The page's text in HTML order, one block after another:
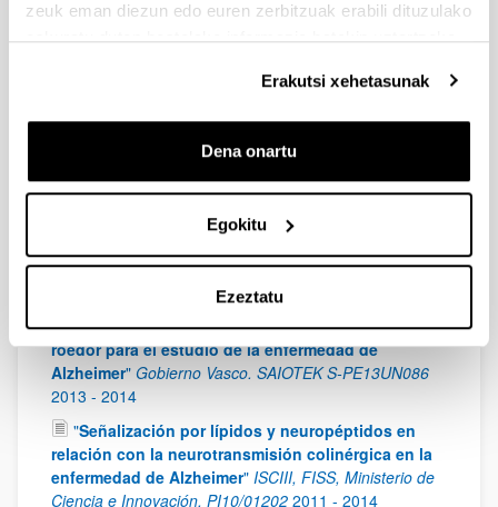
zeuk eman diezun edo euren zerbitzuak erabili dituzulako
eskuratu duten bestelako informazio batekin uztartzeko.
Erakutsi xehetasunak
Dena onartu
Egokitu
Ezeztatu
TREATMENT OF COVID 19 PATIENTS
-“CORTAR”)"EUSKAMPUS. 2021 2020
Experimentación en Neuroquímica y
Neurodegeneración"UPV/EHU. PES 2014-2018
Grupo Neuroquímica y Neurodegeneración
del sistema universitario vasco. IT584-1 2013-2015
Desarrollo de un modelo de degeneración
colinérgica en cultivos organotípicos de cerebro de
roedor para el estudio de la enfermedad de
Alzheimer" Gobierno Vasco. SAIOTEK S-PE13UN086
2013 - 2014
"Señalización por lípidos y neuropéptidos en
relación con la neurotransmisión colinérgica en la
enfermedad de Alzheimer" ISCIII, FISS, Ministerio de
Ciencia e Innovación. PI10/01202 2011 - 2014